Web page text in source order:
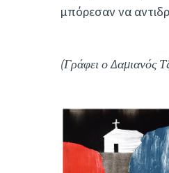
μπόρεσαν να
(Γράφει ο Δαμιανός